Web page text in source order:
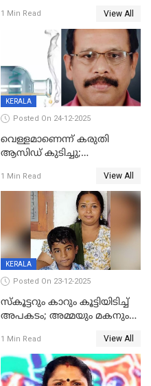
ഗർഭിണിയായ യുവതിക്ക് ക്രൂര
1 Min Read View All
KERALA
Posted On 24-12-2025
വെള്ളമാണെന്ന് കരുതി
ആസിഡ് കുടിച്ചു;
മരിച്ചു
1 Min Read View All
KERALA
Posted On 23-12-2025
സ്കൂട്ടറും കാറും കൂട്ടിയിടിച്ച്
അപകടം; അമ്മയും മകനും
ഗുരുതരാവസ്ഥയിൽ
1 Min Read View All